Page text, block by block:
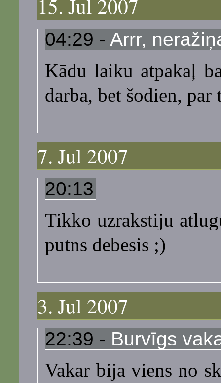
15. Jul 2007
04:29 -Arrr,
Kādu laiku atpakaļ
darba, bet šodien,
7. Jul 2007
20:13
Tikko uzrakstiju
putns debesis ;)
3. Jul 2007
22:39 - Burvīgs
Vakar bija viens no